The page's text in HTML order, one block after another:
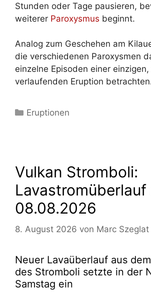
Stunden oder Tage pausieren,
weiterer Paroxysmus beginnt.
Analog zum Geschehen am
die verschiedenen Paroxysmen
einzelne Episoden einer
verlaufenden Eruption
Kategorien
Eruptionen
Vulkan Stromboli:
Lavastromüberlauf
08.08.2026
8. August 2026 von Marc Szeglat
Neuer Lavaüberlauf aus
des Stromboli setzte in der
Samstag ein